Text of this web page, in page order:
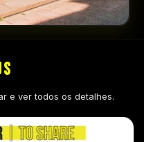
e ver todos os detalhes.